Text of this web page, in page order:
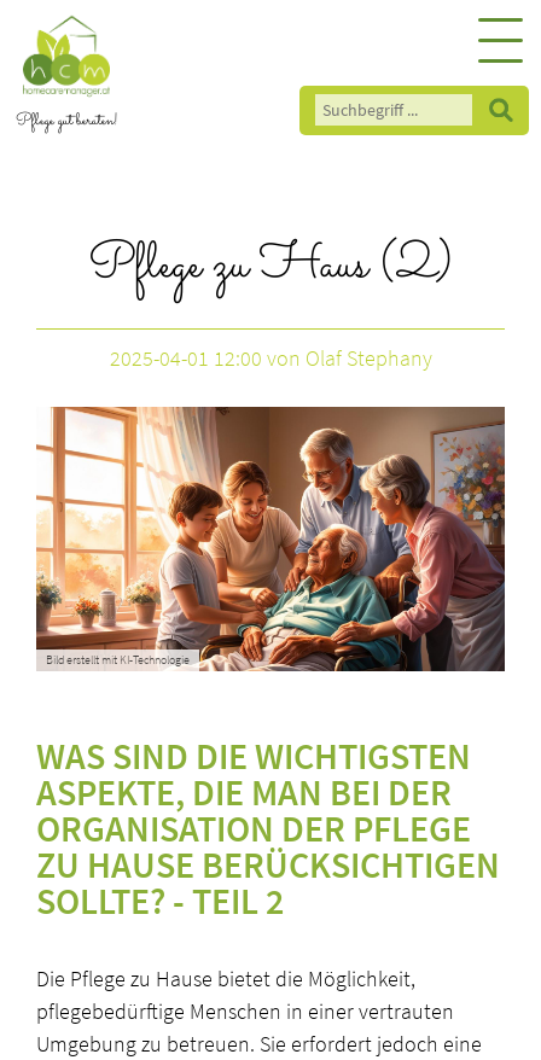
Pflege gut beraten!
Pflege zu Haus (2)
2025-04-01 12:00 von Olaf Stephany
Bild erstellt mit KI-Technologie
WAS SIND DIE WICHTIGSTEN
ASPEKTE, DIE MAN BEI DER
ORGANISATION DER PFLEGE
ZU HAUSE BERÜCKSICHTIGEN
SOLLTE? - TEIL 2
Die Pflege zu Hause bietet die Möglichkeit,
pflegebedürftige Menschen in einer vertrauten
Umgebung zu betreuen. Sie erfordert jedoch eine